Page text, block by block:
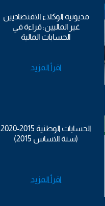
مديونية الوكلاء الاقتصاديين
غير الماليين: قراءة في
الحسابات المالية
اقرأ المزيد
الحسابات الوطنية 2015-2020
(سنة الاساس 2015)
اقرأ المزيد